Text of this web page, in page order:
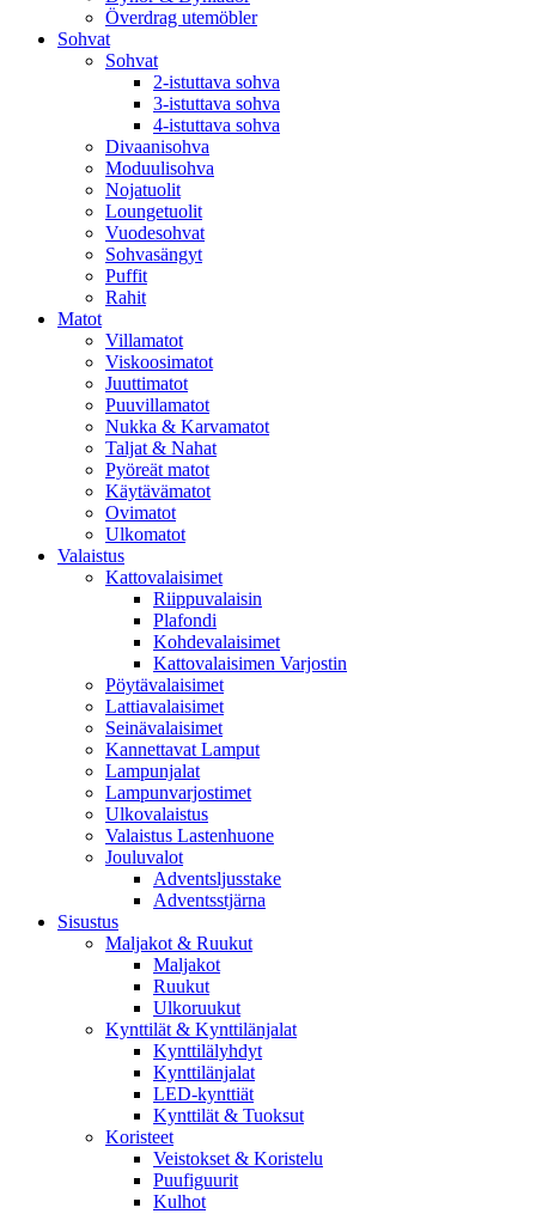
Överdrag utemöbler
Sohvat
Sohvat
2-istuttava sohva
3-istuttava sohva
4-istuttava sohva
Divaanisohva
Moduulisohva
Nojatuolit
Loungetuolit
Vuodesohvat
Sohvasängyt
Puffit
Rahit
Matot
Villamatot
Viskoosimatot
Juuttimatot
Puuvillamatot
Nukka & Karvamatot
Taljat & Nahat
Pyöreät matot
Käytävämatot
Ovimatot
Ulkomatot
Valaistus
Kattovalaisimet
Riippuvalaisin
Plafondi
Kohdevalaisimet
Kattovalaisimen Varjostin
Pöytävalaisimet
Lattiavalaisimet
Seinävalaisimet
Kannettavat Lamput
Lampunjalat
Lampunvarjostimet
Ulkovalaistus
Valaistus Lastenhuone
Jouluvalot
Adventsljusstake
Adventsstjärna
Sisustus
Maljakot & Ruukut
Maljakot
Ruukut
Ulkoruukut
Kynttilät & Kynttilänjalat
Kynttilälyhdyt
Kynttilänjalat
LED-kynttiät
Kynttilät & Tuoksut
Koristeet
Veistokset & Koristelu
Puufiguurit
Kulhot